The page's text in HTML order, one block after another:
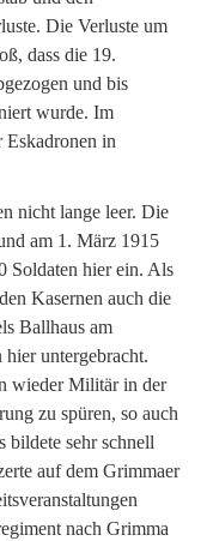
Die Verluste um
dass die 19.
und bis
wurde. Im
Eskadronen in
nicht lange leer. Die
am 1. März 1915
Soldaten hier ein. Als
Kasernen auch die
Ballhaus am
untergebracht.
wieder Militär in der
zu spüren, so auch
bildete sehr schnell
auf dem Grimmaer
nach Grimma